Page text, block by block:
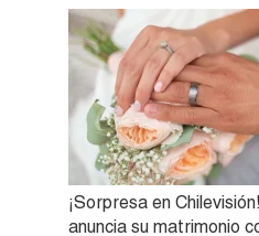
¡Sorpresa en
anuncia su matrimonio